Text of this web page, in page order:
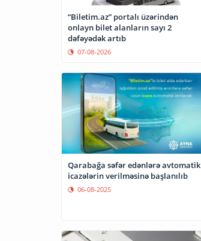
“Biletim.az” portalı üzərindən
onlayn bilet alanların sayı 2
dəfəyədək artıb
07-08-2026
Qarabağa səfər edənlərə avtomatik
icazələrin verilməsinə başlanılıb
06-08-2025